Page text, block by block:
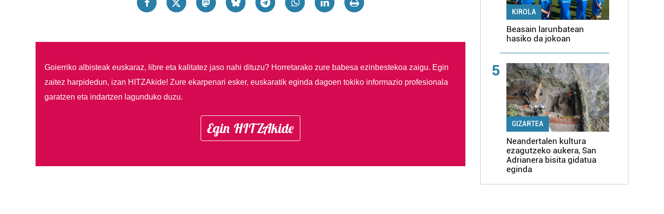
Goierriko albisteak euskaraz, libre eta kalitatez jaso nahi dituzu? Horretarako zure babesa ezinbestekoa zaigu. Egin
zaitez harpidedun, izan HITZAkide! Zure ekarpenari esker, euskaratik eginda dagoen tokiko informazio profesionala
garatzen eta indartzen lagunduko duzu.
Egin HITZAkide
KIROLA
Beasain larunbatean
hasiko da jokoan
5
GIZARTEA
Neandertalen kultura
ezagutzeko aukera, San
Adrianera bisita gidatua
eginda